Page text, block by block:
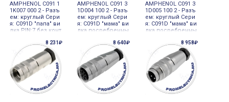
AMPHENOL C091 1
1K007 000 2 - Разъ
ем: круглый Сери
я: C091D "папа" ви
лка PIN:7 без конт
AMPHENOL C091 3
1D004 100 2 - Разъ
ем: круглый Сери
я: C091D "мама" ви
лка посребренны
AMPHENOL C091 3
1D005 100 2 - Разъ
ем: круглый Сери
я: C091D "мама" ви
лка посребренны
8 231₽ 8 640₽ 8 958₽